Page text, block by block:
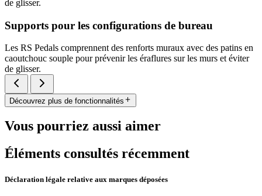
de glisser.
Supports pour les configurations de bureau
Les RS Pedals comprennent des renforts muraux avec des patins en
caoutchouc souple pour prévenir les éraflures sur les murs et éviter
de glisser.
Découvrez plus de fonctionnalités
Vous pourriez aussi aimer
Éléments consultés récemment
Déclaration légale relative aux marques déposées